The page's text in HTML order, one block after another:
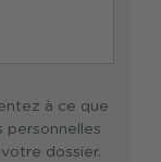
à ce que
personnelles
dossier.